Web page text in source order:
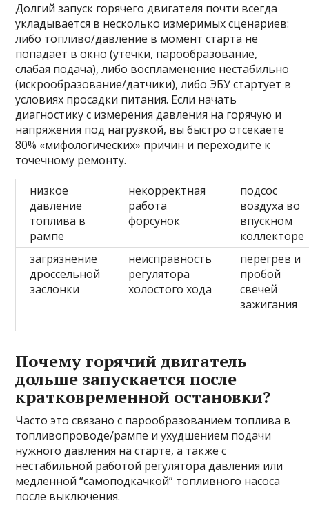
Долгий запуск горячего двигателя почти всегда
укладывается в несколько измеримых сценариев:
либо топливо/давление в момент старта не
попадает в окно (утечки, парообразование,
слабая подача), либо воспламенение нестабильно
(искрообразование/датчики), либо ЭБУ стартует в
условиях просадки питания. Если начать
диагностику с измерения давления на горячую и
напряжения под нагрузкой, вы быстро отсекаете
80% «мифологических» причин и переходите к
точечному ремонту.
низкое
давление
топлива в
рампе
некорректная
работа
форсунок
подсос
воздуха во
впускном
коллекторе
загрязнение
дроссельной
заслонки
неисправность
регулятора
холостого хода
перегрев и
пробой
свечей
зажигания
Почему горячий двигатель
дольше запускается после
кратковременной остановки?
Часто это связано с парообразованием топлива в
топливопроводе/рампе и ухудшением подачи
нужного давления на старте, а также с
нестабильной работой регулятора давления или
медленной “самоподкачкой” топливного насоса
после выключения.